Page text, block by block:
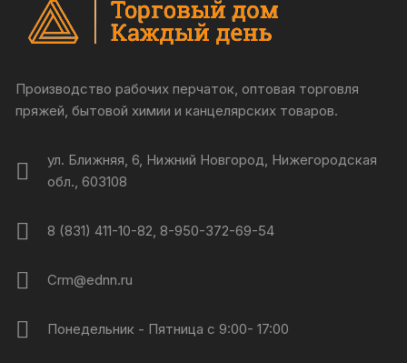
Производство рабочих перчаток, оптовая торговля
пряжей, бытовой химии и канцелярских товаров.
ул. Ближняя, 6, Нижний Новгород, Нижегородская
обл., 603108
8 (831) 411-10-82, 8-950-372-69-54
Crm@ednn.ru
Понедельник - Пятница с 9:00- 17:00